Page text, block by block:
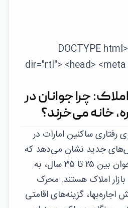
<!DOCTYPE
dir="rtl"> <head>
چرا جوانان در
خانه می‌خرند؟
رفتاری ساکنین امارات در
جدید نشان می‌دهد که
موجی از متخصصان جوان بین ۲۵ تا ۳۵ سال، به
املاک هستند. محرک
اجاره‌بها، گزینه‌های اقامتی